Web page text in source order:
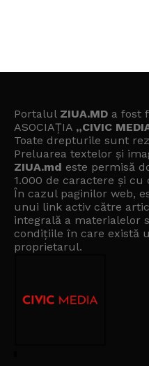
Portalul ZIUA.MD a fost
ASOCIAȚIA „CIVIC
Toate drepturile sunt
Preluarea textelor și
ZIUA.md este permisă
1.000 de caractere și cu
În cazul paginilor web,
unui link activ către
integrală a materialelor
condițiile în care există
proprietarul.